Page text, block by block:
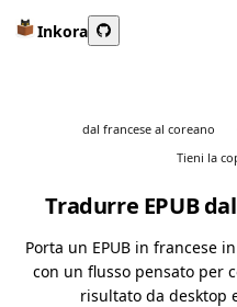
Inkora
dal francese al coreano
Tieni la
Tradurre EPUB
Porta un EPUB in francese
con un flusso pensato per
risultato da desktop